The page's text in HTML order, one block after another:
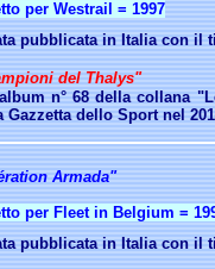
per Westrail = 1997
pubblicata in Italia con il
del Thalys"
n°68 della collana
Gazzetta dello Sport nel
Armada"
per Fleet in Belgium =
pubblicata in Italia con il